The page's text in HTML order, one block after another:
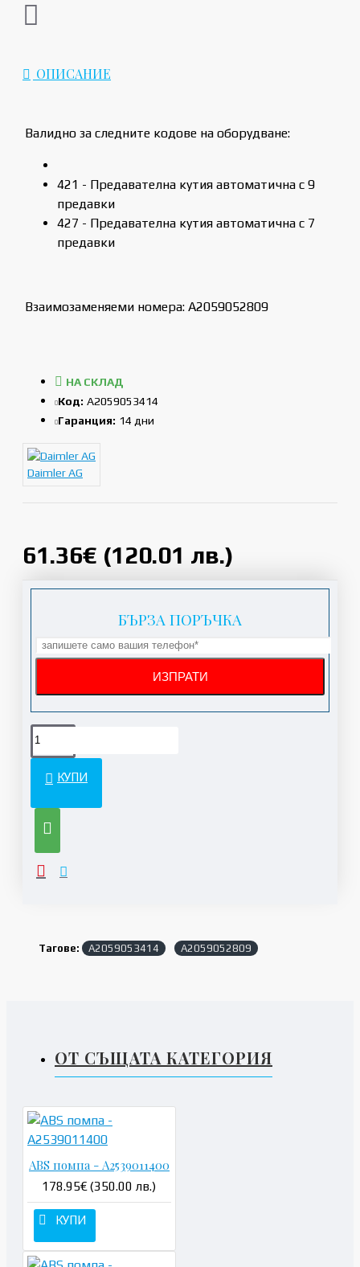
ОПИСАНИЕ
Валидно за следните кодове на оборудване:
421 - Предавателна кутия автоматична с 9
предавки
427 - Предавателна кутия автоматична с 7
предавки
Взаимозаменяеми номера: A2059052809
61.36€ (120.01 лв.)
НА СКЛАД
Код: A2059053414
Гаранция: 14 дни
Daimler AG
БЪРЗА ПОРЪЧКА
КУПИ
Тагове: A2059053414 A2059052809
ОТ СЪЩАТА КАТЕГОРИЯ
ABS помпа - A2539011400
178.95€ (350.00 лв.)
КУПИ